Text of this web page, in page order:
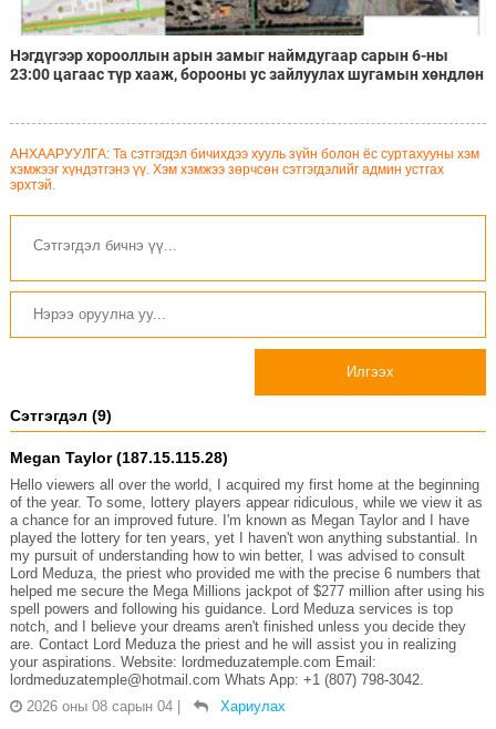
Нэгдүгээр хорооллын арын замыг наймдугаар сарын 6-ны
23:00 цагаас түр хааж, борооны ус зайлуулах шугамын хөндлөн
АНХААРУУЛГА: Та сэтгэгдэл бичихдээ хууль зүйн болон ёс суртахууны хэм
хэмжээг хүндэтгэнэ үү. Хэм хэмжээ зөрчсөн сэтгэгдэлийг админ устгах
эрхтэй.
Илгээх
Сэтгэгдэл (9)
Megan Taylor (187.15.115.28)
Hello viewers all over the world, I acquired my first home at the beginning
of the year. To some, lottery players appear ridiculous, while we view it as
a chance for an improved future. I'm known as Megan Taylor and I have
played the lottery for ten years, yet I haven't won anything substantial. In
my pursuit of understanding how to win better, I was advised to consult
Lord Meduza, the priest who provided me with the precise 6 numbers that
helped me secure the Mega Millions jackpot of $277 million after using his
spell powers and following his guidance. Lord Meduza services is top
notch, and I believe your dreams aren't finished unless you decide they
are. Contact Lord Meduza the priest and he will assist you in realizing
your aspirations. Website: lordmeduzatemple.com Email:
lordmeduzatemple@hotmail.com Whats App: +1 (807) 798-3042.
2026 оны 08 сарын 04 | Хариулах